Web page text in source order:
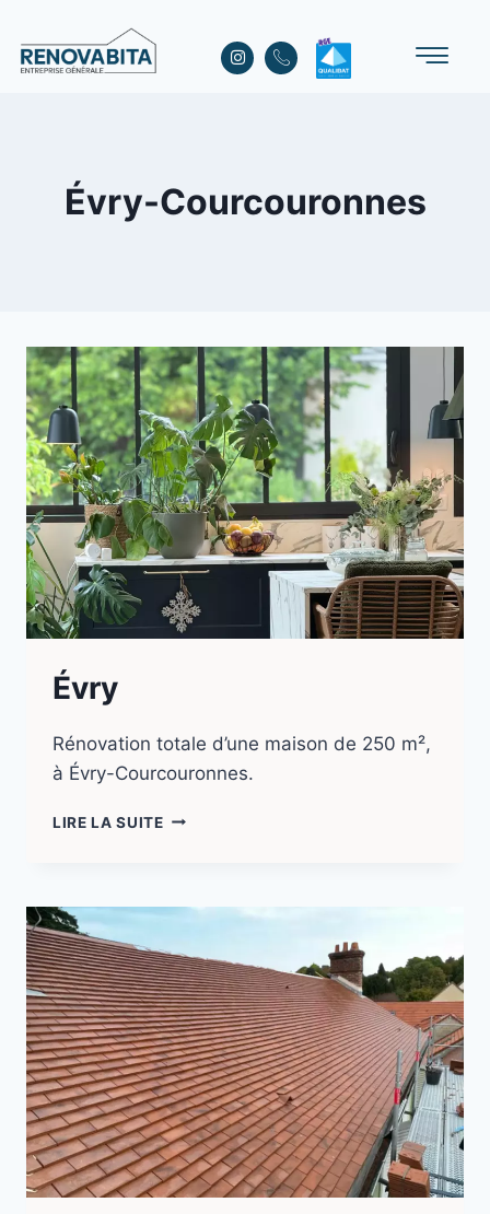
Évry-Courcouronnes
Évry
Rénovation totale d’une maison de 250 m²,
à Évry-Courcouronnes.
LIRE LA SUITE